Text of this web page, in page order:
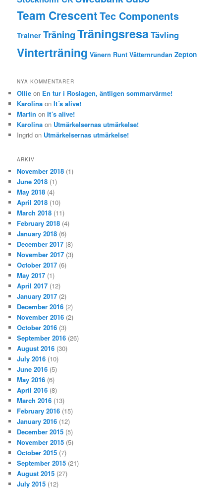
Team CrescentTec Components
Trainer TräningTräningsresaTävling
Vinterträning Vänern Runt Vätternrundan Zepton
NYA KOMMENTARER
Ollie on En tur i Roslagen, äntligen sommarvärme!
Karolina onIt´s alive!
Martin onIt´s alive!
Karolina on Utmärkelsernas utmärkelse!
Ingrid on Utmärkelsernas utmärkelse!
ARKIV
November 2018 (1)
June 2018 (1)
May 2018 (4)
April 2018 (10)
March 2018 (11)
February 2018 (4)
January 2018 (6)
December 2017 (8)
November 2017 (3)
October 2017 (6)
May 2017 (1)
April 2017 (12)
January 2017 (2)
December 2016 (2)
November 2016 (2)
October 2016 (3)
September 2016 (26)
August 2016 (30)
July 2016 (10)
June 2016 (5)
May 2016 (6)
April 2016 (8)
March 2016 (13)
February 2016 (15)
January 2016 (12)
December 2015 (5)
November 2015 (5)
October 2015 (7)
September 2015 (21)
August 2015 (27)
July 2015 (12)